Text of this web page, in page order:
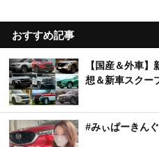
おすすめ記事
【国産＆外車
想＆新車スクー
#みぃぱーきん